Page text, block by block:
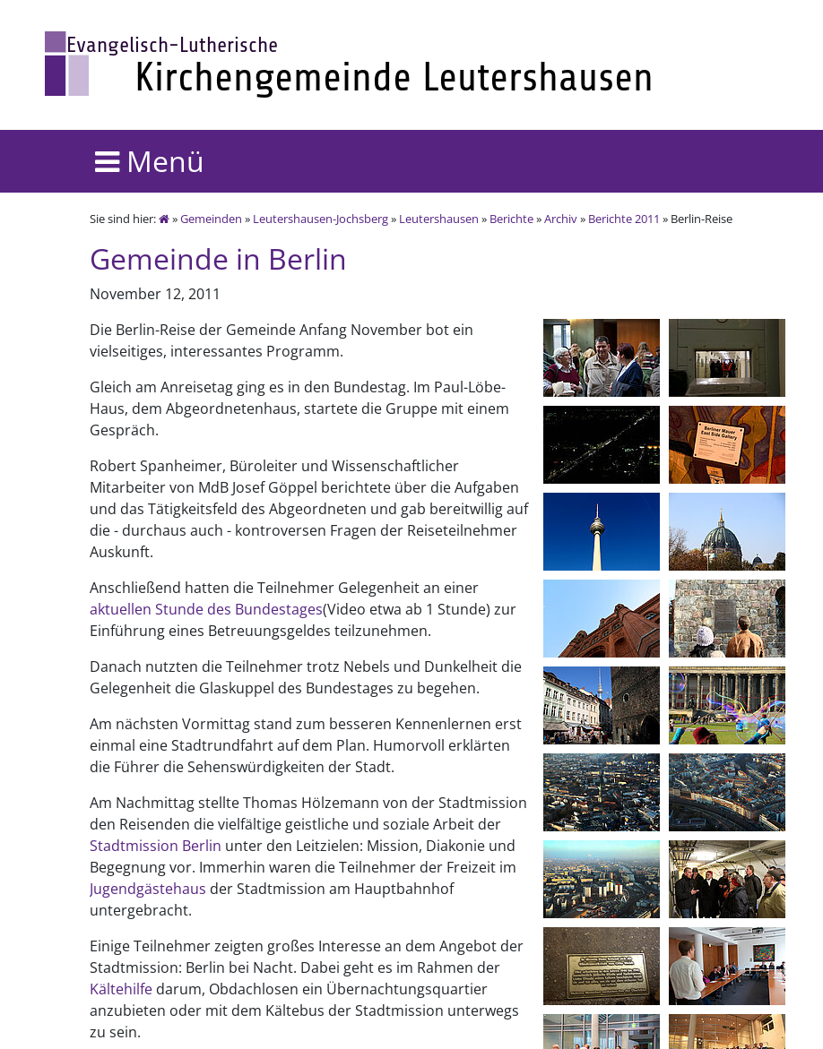
Menü
Sie sind hier: »Gemeinden » Leutershausen-Jochsberg» Leutershausen » Berichte»Archiv» Berichte 2011 » Berlin-Reise
Gemeinde in Berlin
November 12, 2011
Die Berlin-Reise der Gemeinde Anfang November bot ein
vielseitiges, interessantes Programm.
Gleich am Anreisetag ging es in den Bundestag. Im Paul-Löbe-
Haus, dem Abgeordnetenhaus, startete die Gruppe mit einem
Gespräch.
Robert Spanheimer, Büroleiter und Wissenschaftlicher
Mitarbeiter von MdB Josef Göppel berichtete über die Aufgaben
und das Tätigkeitsfeld des Abgeordneten und gab bereitwillig auf
die - durchaus auch - kontroversen Fragen der Reiseteilnehmer
Auskunft.
Anschließend hatten die Teilnehmer Gelegenheit an einer
aktuellen Stunde des Bundestages(Video etwa ab 1 Stunde) zur
Einführung eines Betreuungsgeldes teilzunehmen.
Danach nutzten die Teilnehmer trotz Nebels und Dunkelheit die
Gelegenheit die Glaskuppel des Bundestages zu begehen.
Am nächsten Vormittag stand zum besseren Kennenlernen erst
einmal eine Stadtrundfahrt auf dem Plan. Humorvoll erklärten
die Führer die Sehenswürdigkeiten der Stadt.
Am Nachmittag stellte Thomas Hölzemann von der Stadtmission
den Reisenden die vielfältige geistliche und soziale Arbeit der
Stadtmission Berlin unter den Leitzielen: Mission, Diakonie und
Begegnung vor. Immerhin waren die Teilnehmer der Freizeit im
Jugendgästehaus der Stadtmission am Hauptbahnhof
untergebracht.
Einige Teilnehmer zeigten großes Interesse an dem Angebot der
Stadtmission: Berlin bei Nacht. Dabei geht es im Rahmen der
Kältehilfe darum, Obdachlosen ein Übernachtungsquartier
anzubieten oder mit dem Kältebus der Stadtmission unterwegs
zu sein.